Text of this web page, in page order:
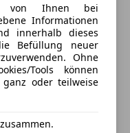
(Aufrüstung
von Ihnen bei
Informationen
innerhalb dieses
Befüllung neuer
Ohne
Tools können
oder teilweise